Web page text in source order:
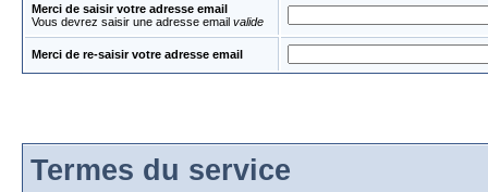
Merci de saisir votre adresse email
Vous devrez saisir une adresse email valide
Merci de re-saisir votre adresse email
Termes du service